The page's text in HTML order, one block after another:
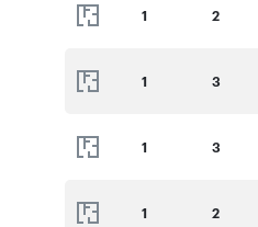
1 2
1 3
1 3
1 2